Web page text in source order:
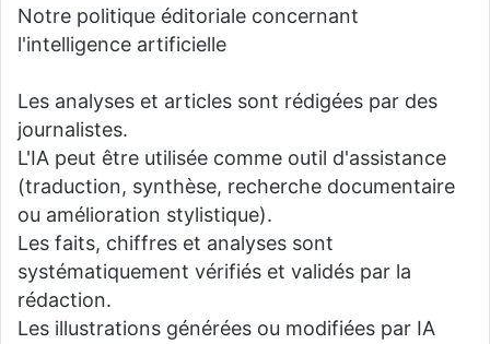
Notre politique éditoriale concernant
l'intelligence artificielle
Les analyses et articles sont rédigées par des
journalistes.
L'IA peut être utilisée comme outil d'assistance
(traduction, synthèse, recherche documentaire
ou amélioration stylistique).
Les faits, chiffres et analyses sont
systématiquement vérifiés et validés par la
rédaction.
Les illustrations générées ou modifiées par IA